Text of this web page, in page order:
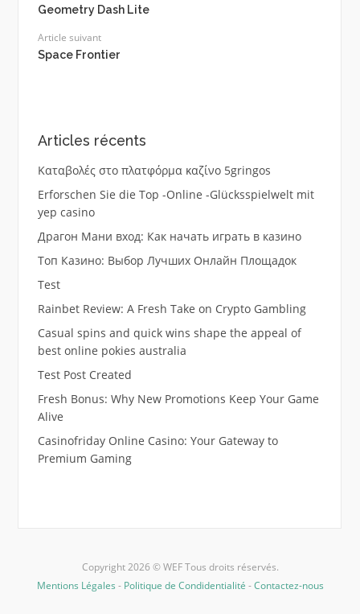
Geometry Dash Lite
Article suivant
Space Frontier
Articles récents
Καταβολές στο πλατφόρμα καζίνο 5gringos
Erforschen Sie die Top -Online -Glücksspielwelt mit
yep casino
Драгон Мани вход: Как начать играть в казино
Топ Казино: Выбор Лучших Онлайн Площадок
Test
Rainbet Review: A Fresh Take on Crypto Gambling
Casual spins and quick wins shape the appeal of
best online pokies australia
Test Post Created
Fresh Bonus: Why New Promotions Keep Your Game
Alive
Casinofriday Online Casino: Your Gateway to
Premium Gaming
Copyright 2026 © WEF Tous droits réservés.
Mentions Légales - Politique de Condidentialité -Contactez-nous